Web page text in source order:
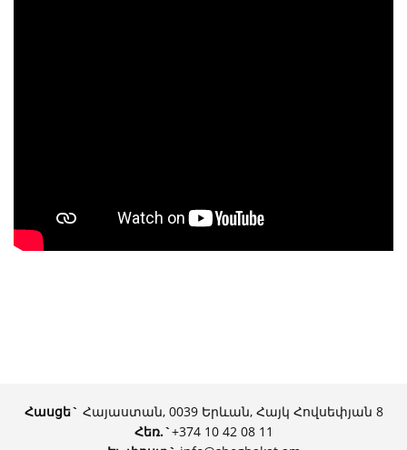
Հասցե` Հայաստան, 0039 Երևան, Հայկ Հովսեփյան 8
Հեռ.`+374 10 42 08 11